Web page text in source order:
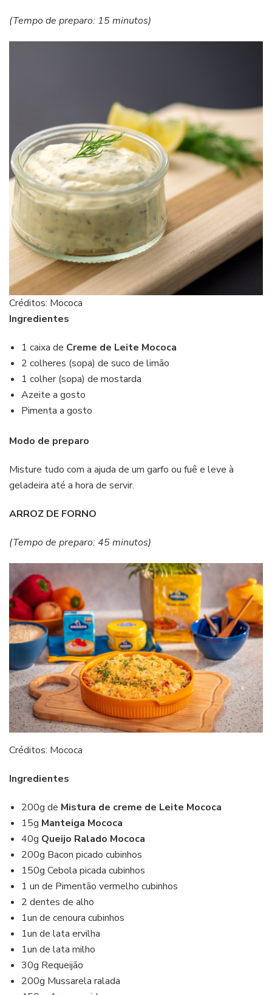
(Tempo de preparo: 15 minutos)
Créditos: Mococa
Ingredientes
1 caixa de Creme de Leite Mococa
2 colheres (sopa) de suco de limão
1 colher (sopa) de mostarda
Azeite a gosto
Pimenta a gosto
Modo de preparo
Misture tudo com a ajuda de um garfo ou fuê e leve à
geladeira até a hora de servir.
ARROZ DE FORNO
(Tempo de preparo: 45 minutos)
Créditos: Mococa
Ingredientes
200g de Mistura de creme de Leite Mococa
15g Manteiga Mococa
40g Queijo Ralado Mococa
200g Bacon picado cubinhos
150g Cebola picada cubinhos
1 un de Pimentão vermelho cubinhos
2 dentes de alho
1un de cenoura cubinhos
1un de lata ervilha
1un de lata milho
30g Requeijão
200g Mussarela ralada